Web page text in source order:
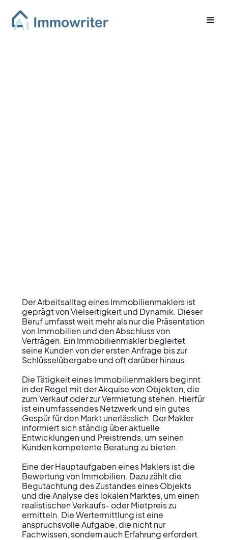
Der Arbeitsalltag eines Immobilienmaklers ist
geprägt von Vielseitigkeit und Dynamik. Dieser
Beruf umfasst weit mehr als nur die Präsentation
von Immobilien und den Abschluss von
Verträgen. Ein Immobilienmakler begleitet
seine Kunden von der ersten Anfrage bis zur
Schlüsselübergabe und oft darüber hinaus.
Die Tätigkeit eines Immobilienmaklers beginnt
in der Regel mit der Akquise von Objekten, die
zum Verkauf oder zur Vermietung stehen. Hierfür
ist ein umfassendes Netzwerk und ein gutes
Gespür für den Markt unerlässlich. Der Makler
informiert sich ständig über aktuelle
Entwicklungen und Preistrends, um seinen
Kunden kompetente Beratung zu bieten.
Eine der Hauptaufgaben eines Maklers ist die
Bewertung von Immobilien. Dazu zählt die
Begutachtung des Zustandes eines Objekts
und die Analyse des lokalen Marktes, um einen
realistischen Verkaufs- oder Mietpreis zu
ermitteln. Die Wertermittlung ist eine
anspruchsvolle Aufgabe, die nicht nur
Fachwissen, sondern auch Erfahrung erfordert.